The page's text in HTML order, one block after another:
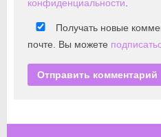
конфиденциальности
Получать новые
почте. Вы можете